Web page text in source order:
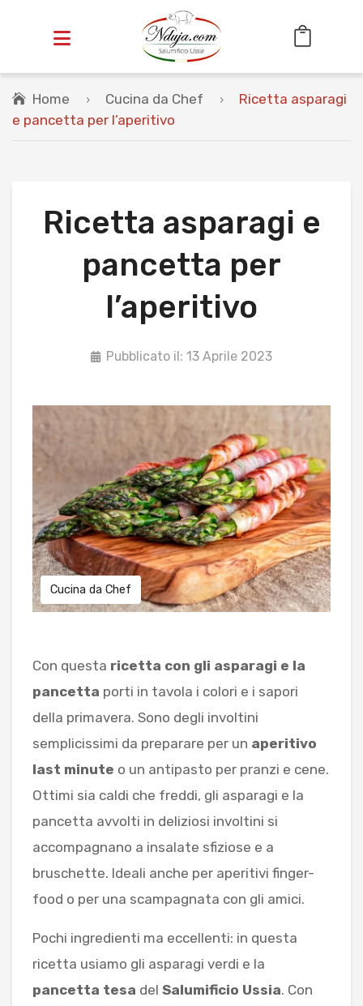
HOME
Stagionati
Home Cucina da Chef
Ricetta asparagi
e pancetta per l’aperitivo
Ricetta asparagi e
pancetta per
l’aperitivo
Pubblicato il: 13 Aprile 2023
Cucina da Chef
Con questa ricetta con gli asparagi e la
pancetta porti in tavola i colori e i sapori
della primavera. Sono degli involtini
semplicissimi da preparare per un aperitivo
last minute o un antipasto per pranzi e cene.
Ottimi sia caldi che freddi, gli asparagi e la
pancetta avvolti in deliziosi involtini si
accompagnano a insalate sfiziose e a
bruschette. Ideali anche per aperitivi finger-
food o per una scampagnata con gli amici.
Pochi ingredienti ma eccellenti: in questa
ricetta usiamo gli asparagi verdi e la
pancetta tesa del Salumificio Ussia. Con